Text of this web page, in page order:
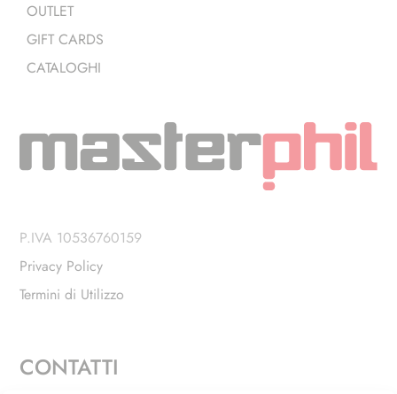
OUTLET
GIFT CARDS
CATALOGHI
P.IVA 10536760159
Privacy Policy
Termini di Utilizzo
CONTATTI